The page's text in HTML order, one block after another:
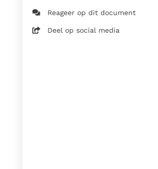
Reageer op dit document
Deel op social media